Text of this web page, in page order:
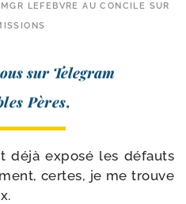
LEFEBVRE AU CONCILE SUR
sur Telegram
Pères,
déjà expo­sé les défauts
certes, je me trouve